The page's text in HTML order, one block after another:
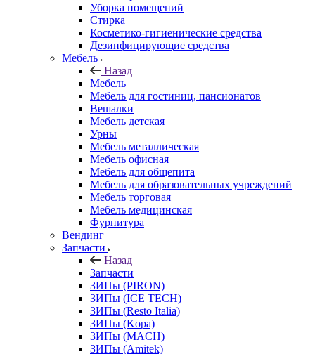
Уборка помещений
Стирка
Косметико-гигиенические средства
Дезинфицирующие средства
Мебель
Назад
Мебель
Мебель для гостиниц, пансионатов
Вешалки
Мебель детская
Урны
Мебель металлическая
Мебель офисная
Мебель для общепита
Мебель для образовательных учреждений
Мебель торговая
Мебель медицинская
Фурнитура
Вендинг
Запчасти
Назад
Запчасти
ЗИПы (PIRON)
ЗИПы (ICE TECH)
ЗИПы (Resto Italia)
ЗИПы (Kopa)
ЗИПы (MACH)
ЗИПы (Amitek)